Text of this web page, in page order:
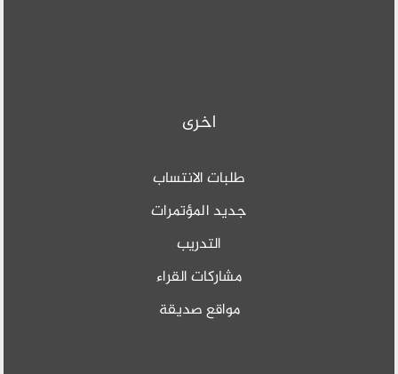
اخرى
طلبات الانتساب
جديد المؤتمرات
التدريب
مشاركات القراء
مواقع صديقة